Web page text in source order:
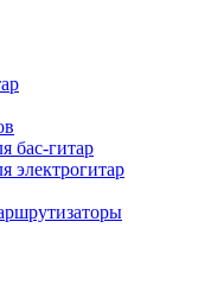
бас-гитар
электрогитар